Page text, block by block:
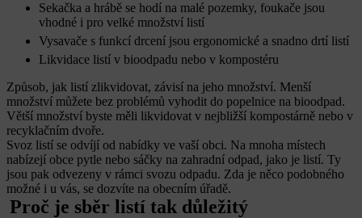
Sekačka a hrábě se hodí na malé pozemky, foukače jsou
vhodné i pro velké množství listí
Vysavače s funkcí drcení jsou ergonomické a snadno drtí listí
Likvidace listí v bioodpadu nebo v kompostéru
Způsob, jak listí zlikvidovat, závisí na jeho množství. Menší
množství můžete bez problémů vyhodit do popelnice na bioodpad.
Větší množství byste měli likvidovat v nejbližší kompostárně nebo v
recyklačním dvoře.
Svoz listí se odvíjí od nabídky ve vaší obci. Na mnoha místech
nabízejí obce pytle nebo sáčky na zahradní odpad, jako je listí. Ty
jsou pak odvezeny v rámci svozu odpadu. Zda je něco podobného
možné i u vás, se dozvíte na obecním úřadě.
Proč je sběr listí tak důležitý